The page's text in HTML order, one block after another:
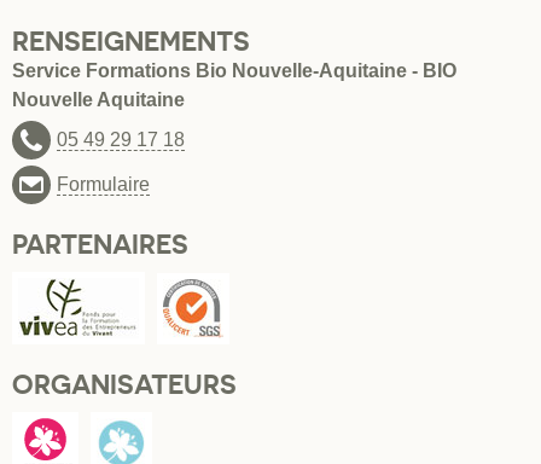
RENSEIGNEMENTS
Service Formations Bio Nouvelle-Aquitaine - BIO
Nouvelle Aquitaine
05 49 29 17 18
Formulaire
PARTENAIRES
ORGANISATEURS